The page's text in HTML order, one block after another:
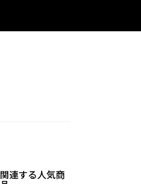
関連する人気商